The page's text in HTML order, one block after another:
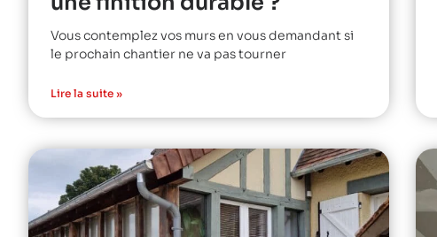
Vous contemplez vos murs en vous demandant si
le prochain chantier ne va pas tourner
Lire la suite »